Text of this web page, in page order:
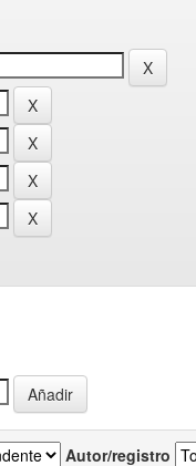
Autor/registro